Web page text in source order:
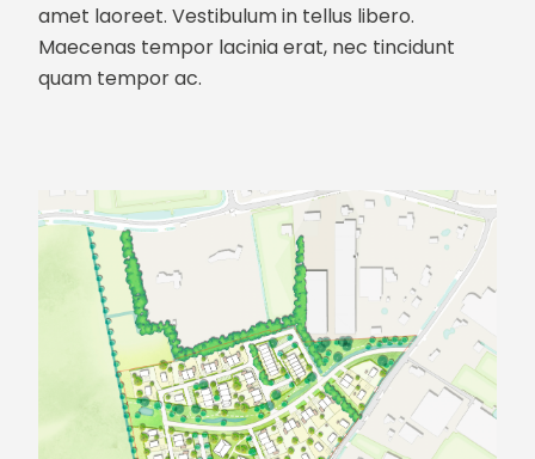
amet laoreet. Vestibulum in tellus libero.
Maecenas tempor lacinia erat, nec tincidunt
quam tempor ac.